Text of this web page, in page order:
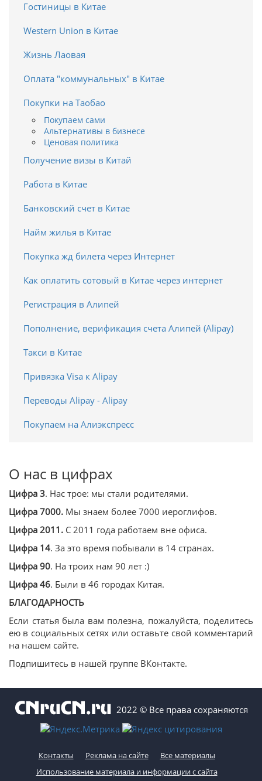
Гостиницы в Китае
Western Union в Китае
Жизнь Лаовая
Оплата "коммунальных" в Китае
Покупки на Таобао
Покупаем сами
Альтернативы в бизнесе
Ценовая политика
Получение визы в Китай
Работа в Китае
Банковский счет в Китае
Найм жилья в Китае
Покупка жд билета через Интернет
Как оплатить сотовый в Китае через интернет
Регистрация в Алипей
Пополнение, верификация счета Алипей (Alipay)
Такси в Китае
Привязка Visa к Alipay
Переводы Alipay - Alipay
Покупаем на Алиэкспресс
О нас в цифрах
Цифра 3. Нас трое: мы стали родителями.
Цифра 7000. Мы знаем более 7000 иероглифов.
Цифра 2011. С 2011 года работаем вне офиса.
Цифра 14. За это время побывали в 14 странах.
Цифра 90. На троих нам 90 лет :)
Цифра 46. Были в 46 городах Китая.
БЛАГОДАРНОСТЬ
Если статья была вам полезна, пожалуйста, поделитесь
ею в социальных сетях или оставьте свой комментарий
на нашем сайте.
Подпишитесь в нашей группе ВКонтакте.
2022 © Все права сохраняются
Контакты Реклама на сайте
Все материалы
Использование материала и информации с сайта